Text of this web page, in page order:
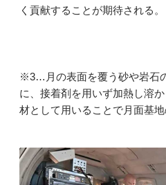
く貢献することが期待される。
※3…月の表面を覆う砂や岩石
に、接着剤を用いず加熱し溶
材として用いることで月面基